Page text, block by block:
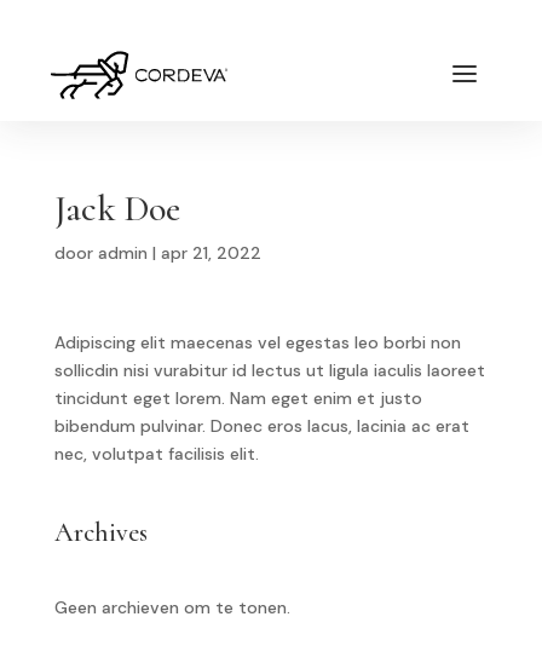
Jack Doe
door admin | apr 21, 2022
Adipiscing elit maecenas vel egestas leo borbi non
sollicdin nisi vurabitur id lectus ut ligula iaculis laoreet
tincidunt eget lorem. Nam eget enim et justo
bibendum pulvinar. Donec eros lacus, lacinia ac erat
nec, volutpat facilisis elit.
Archives
Geen archieven om te tonen.